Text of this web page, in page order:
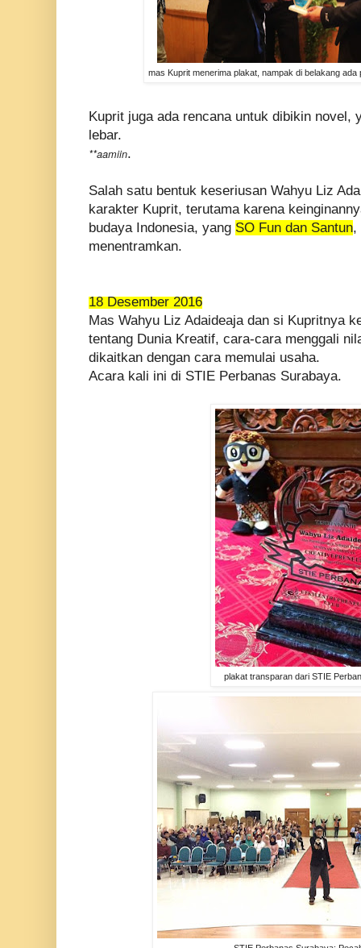
mas Kuprit menerima plakat, nampak di belakang
Kuprit juga ada rencana untuk dibikin novel,
lebar.
**aamiin.
Salah satu bentuk keseriusan Wahyu Liz
karakter Kuprit, terutama karena
budaya Indonesia, yang SO Fun dan Santun,
menentramkan.
18 Desember 2016
Mas Wahyu Liz Adaideaja dan si Kupritnya
tentang Dunia Kreatif, cara-cara menggali
dikaitkan dengan cara memulai usaha.
Acara kali ini di STIE Perbanas Surabaya.
plakat transparan dari STIE